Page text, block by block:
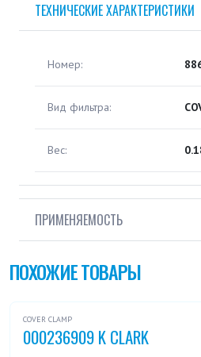
ТЕХНИЧЕСКИЕ ХАРАКТЕРИСТИКИ
Номер:
Вид фильтра:
Вес:
ПРИМЕНЯЕМОСТЬ
ПОХОЖИЕ ТОВАРЫ
COVER CLAMP
000236909 K CLARK